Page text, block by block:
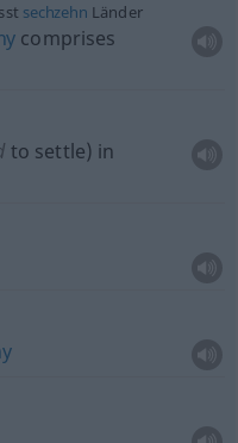
sechzehn Länder
comprises
to settle) in